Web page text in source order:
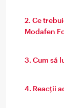
2. Ce
Modafen
3. Cum să
4. Reacții